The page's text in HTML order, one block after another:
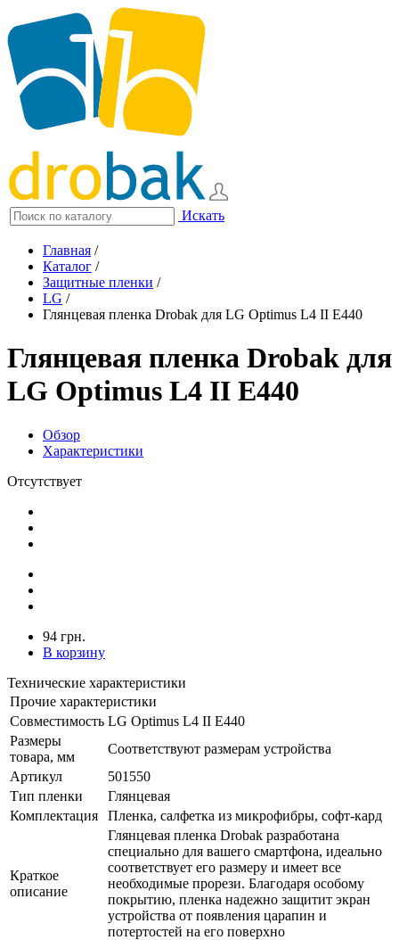
Искать
Главная /
Каталог /
Защитные пленки /
LG /
Глянцевая пленка Drobak для LG Optimus L4 II E440
Глянцевая пленка Drobak для
LG Optimus L4 II E440
Обзор
Характеристики
Отсутствует
94 грн.
В корзину
Технические характеристики
Прочие характеристики
Совместимость LG Optimus L4 II E440
Размеры
товара, мм
Соответствуют размерам устройства
Артикул
501550
Тип пленки
Глянцевая
Комплектация
Пленка, салфетка из микрофибры, софт-кард
Краткое
описание
Глянцевая пленка Drobak разработана
специально для вашего смартфона, идеально
соответствует его размеру и имеет все
необходимые прорези. Благодаря особому
покрытию, пленка надежно защитит экран
устройства от появления царапин и
потертостей на его поверхно